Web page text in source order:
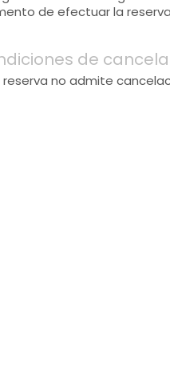
de efectuar la
de
reserva no admite